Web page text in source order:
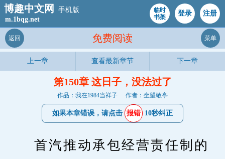
博趣中文网
手机版
m.1bqg.net
临时
书架
登录 注册
免费阅读
返回 菜单
上一章 查看最新章节 下一章
第150章 这日子，没法过了
作品：我在1984当祥子 作者：坐望敬亭
如果本章错误，请点击 报错 10秒纠正
首汽推动承包经营责任制的